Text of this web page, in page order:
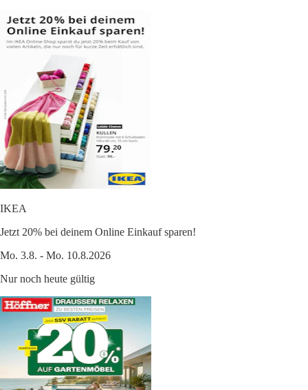
IKEA
Jetzt 20% bei deinem Online Einkauf sparen!
Mo. 3.8. - Mo. 10.8.2026
Nur noch heute gültig